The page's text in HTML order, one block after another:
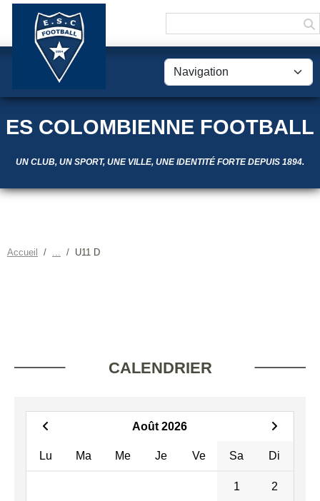
ES COLOMBIENNE FOOTBALL
UN CLUB, UN SPORT, UNE VILLE, UNE IDENTITÉ FORTE DEPUIS 1894.
Accueil U11 D
CALENDRIER
Août 2026
Lu Ma Me Je Ve Sa Di
1 2